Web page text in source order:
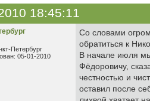
18:45:11
Петербург
05-01-2010
Со словами
обратиться к
В начале июля
Фёдоровичу,
честностью и
оставил после